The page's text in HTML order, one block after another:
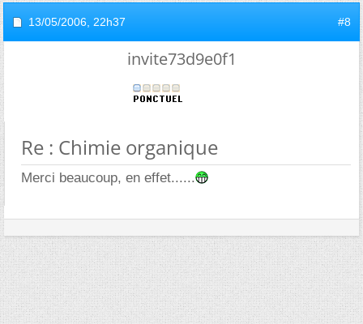
13/05/2006, 22h37 #8
invite73d9e0f1
Re : Chimie organique
Merci beaucoup, en effet......